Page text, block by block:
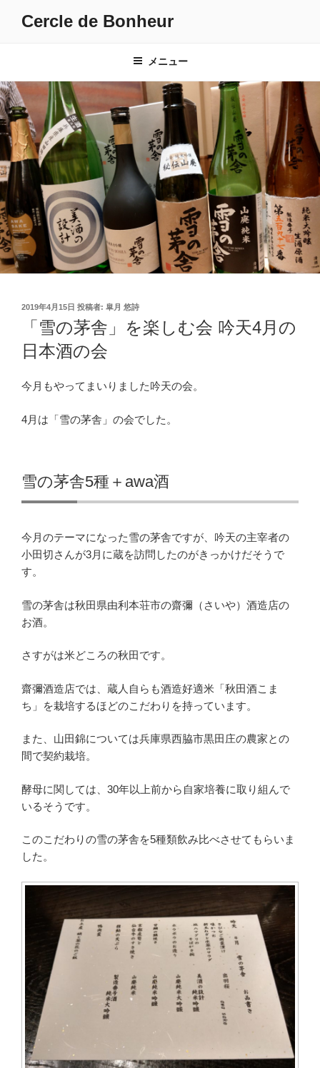
へ
ス
キ
ッ
プ
Cercle de Bonheur
メニュー
投
2019年4月15日 投稿者: 皐月 悠詩
「雪の茅舎」を楽しむ会 吟天4月の
日本酒の会
今月もやってまいりました吟天の会。
4月は「雪の茅舎」の会でした。
雪の茅舎5種＋awa酒
今月のテーマになった雪の茅舎ですが、吟天の主宰者の
小田切さんが3月に蔵を訪問したのがきっかけだそうで
す。
雪の茅舎は秋田県由利本荘市の齋彌（さいや）酒造店の
お酒。
さすがは米どころの秋田です。
齋彌酒造店では、蔵人自らも酒造好適米「秋田酒こま
ち」を栽培するほどのこだわりを持っています。
また、山田錦については兵庫県西脇市黒田庄の農家との
間で契約栽培。
酵母に関しては、30年以上前から自家培養に取り組んで
いるそうです。
このこだわりの雪の茅舎を5種類飲み比べさせてもらいま
した。